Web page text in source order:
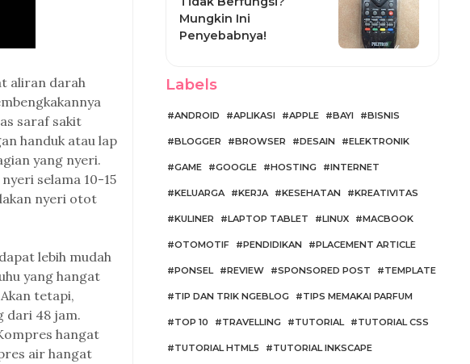
aliran darah
saraf sakit
handuk atau lap
yang nyeri.
selama 10-15
nyeri otot
lebih mudah
yang hangat
tetapi,
dari 48 jam.
hangat
air hangat
Mungkin Ini
Penyebabnya!
Labels
ANDROID APLIKASI APPLE BAYI BISNIS
BLOGGER BROWSER DESAIN ELEKTRONIK
GAME GOOGLE HOSTING INTERNET
KELUARGA KERJA KESEHATAN KREATIVITAS
KULINER LAPTOP TABLET LINUX MACBOOK
OTOMOTIF PENDIDIKAN PLACEMENT ARTICLE
PONSEL REVIEW SPONSORED POST TEMPLATE
TIP DAN TRIK NGEBLOG TIPS MEMAKAI PARFUM
TOP 10 TRAVELLING TUTORIAL TUTORIAL CSS
TUTORIAL HTML5 TUTORIAL INKSCAPE